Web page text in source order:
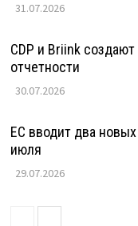
31.07.2026
CDP и Briink
отчетности
30.07.2026
ЕС вводит два новых
июля
29.07.2026